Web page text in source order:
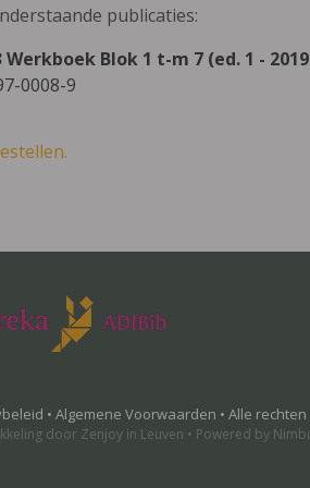
publicaties:
Blok 1 t-m 7 (ed. 1 -
0008-9
• Algemene Voorwaarden • Alle
door Zenjoy in Leuven • Powered by